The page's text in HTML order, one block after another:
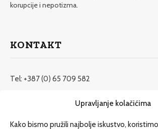
Upravljanje kolačićima
Kako bismo pružili najbolje iskustvo,
korupcije i nepotizma.
KONTAKT
Tel: +387 (0) 65 709 582
redakcija@etrafika.net